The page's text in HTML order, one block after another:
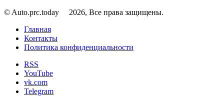
© Auto.prc.today
2026, Все права защищены.
Главная
Контакты
Политика конфиденциальности
RSS
YouTube
vk.com
Telegram